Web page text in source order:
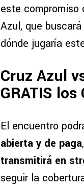
este
Azul, que
dónde jugaría
Cruz Azul
GRATIS
El encuentro
abierta y de paga
transmitirá en
seguir la